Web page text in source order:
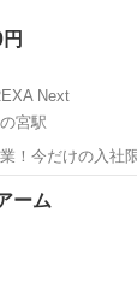
Next
宮駅
！今だけの入社
中！安定企業で
用制度あり！マ
》...
駅
ーム